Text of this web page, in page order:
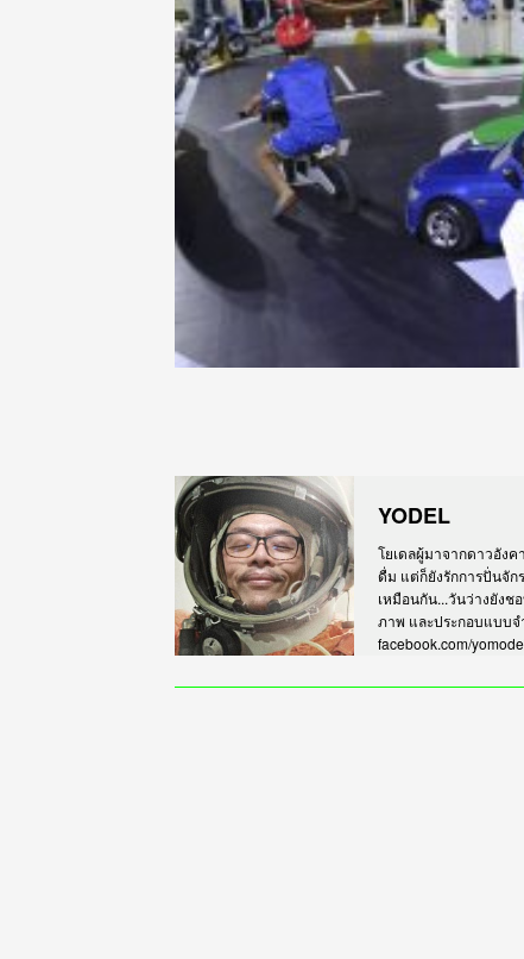
YODEL
โยเดลผู้มาจากดาวอังค
ดื่ม แต่ก็ยังรักการปั่นจัก
เหมือนกัน...วันว่างยังช
ภาพ และประกอบแบบจ
facebook.com/